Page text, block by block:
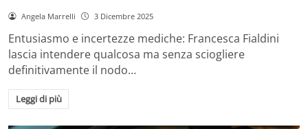
Angela Marrelli 3 Dicembre 2025
Entusiasmo e incertezze mediche: Francesca Fialdini
lascia intendere qualcosa ma senza sciogliere
definitivamente il nodo…
Leggi di più